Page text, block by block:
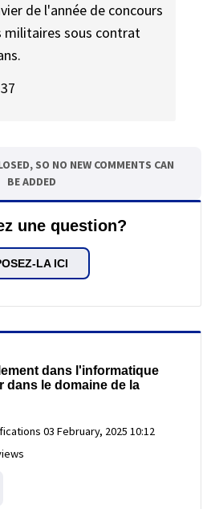
de l'année de concours
militaires sous contrat
SO NO NEW COMMENTS CAN
BE ADDED
une question?
LA ICI
dans l'informatique
dans le domaine de la
03 February, 2025 10:12